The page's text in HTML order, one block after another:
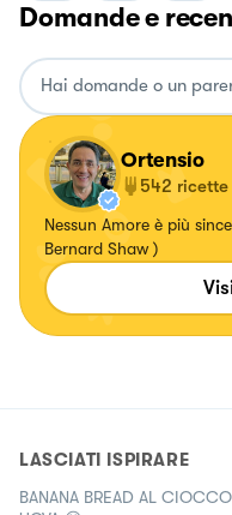
Domande e
Ortensio
542 ricette
Nessun Amore è più
Bernard Shaw )
LASCIATI ISPIRARE
BANANA BREAD AL